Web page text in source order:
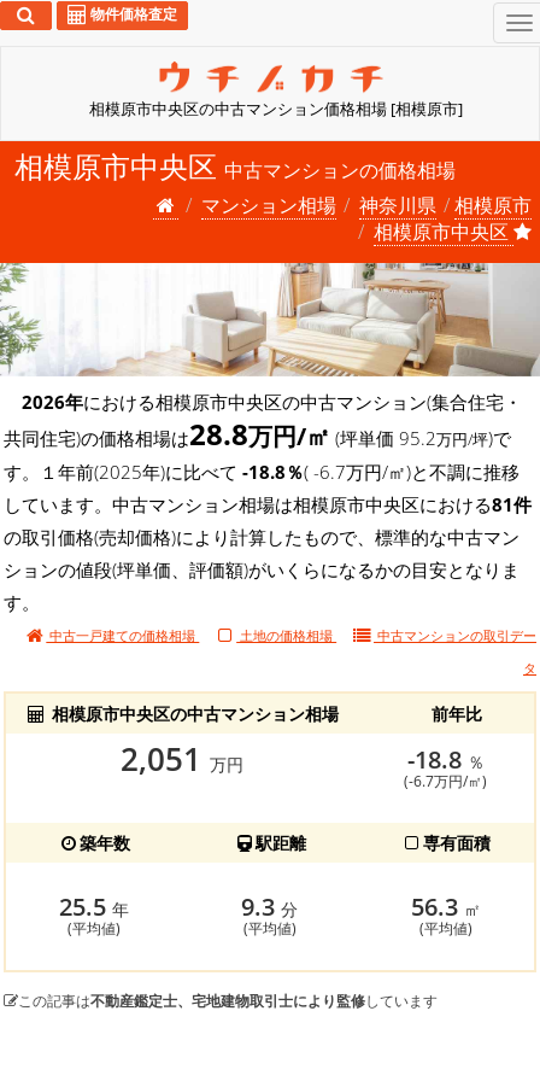
相模原市中央区の中古マンション価格相場 [相模原市]
物件価格査定
相模原市中央区 中古マンションの価格相場
マンション相場
神奈川県
相模原市
相模原市中央区
2026年における相模原市中央区の中古マンション(集合住宅・
共同住宅)の価格相場は28.8万円/㎡ (坪単価 95.2万円/坪)で
す。１年前(2025年)に比べて -18.8％( -6.7万円/㎡)と不調に推移
しています。中古マンション相場は相模原市中央区における81件
の取引価格(売却価格)により計算したもので、標準的な中古マン
ションの値段(坪単価、評価額)がいくらになるかの目安となりま
す。
中古一戸建ての価格相場 土地の価格相場 中古マンションの取引デー
タ
相模原市中央区の中古マンション相場 前年比
2,051 万円 -18.8 ％
(-6.7万円/㎡)
築年数 駅距離 専有面積
25.5 年
(平均値)
9.3分
(平均値)
56.3 ㎡
(平均値)
この記事は不動産鑑定士、宅地建物取引士により監修しています